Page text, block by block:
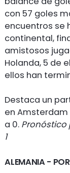
con 57 goles
encuentros se
continental,
amistosos
Holanda, 5 de
ellos han
Destaca un
en Amsterdam
a 0. Pronóstico
1
ALEMANIA-